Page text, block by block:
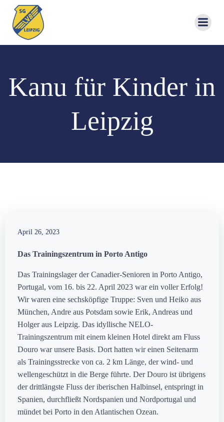
Kanu für Kinder in
Leipzig
April 26, 2023
Das Trainingszentrum in Porto Antigo
Das Trainingslager der Canadier-Senioren in Porto Antigo,
Portugal, vom 16. bis 22. April 2023 war ein voller Erfolg!
Wir waren eine sechsköpfige Truppe: Sven und Heiko aus
München, Andre aus Potsdam sowie Erik, Andreas und
Holger aus Leipzig. Das idyllische NELO-
Trainingszentrum mit einem kleinen Hotel direkt am Fluss
Douro war unsere Basis. Dort hatten wir einen Seitenarm
als Trainingsstrecke von ca. 2 km Länge, der wind- und
wellengeschützt in die Berge führte. Der Douro ist übrigens
der drittlängste Fluss der iberischen Halbinsel, entspringt in
Spanien, durchfließt Nordspanien und Nordportugal und
mündet bei Porto in den Atlantischen Ozean.